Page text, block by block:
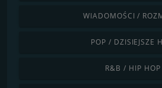
WIADOMOŚCI /
POP / DZISIEJSZE
R&B / HIP HOP